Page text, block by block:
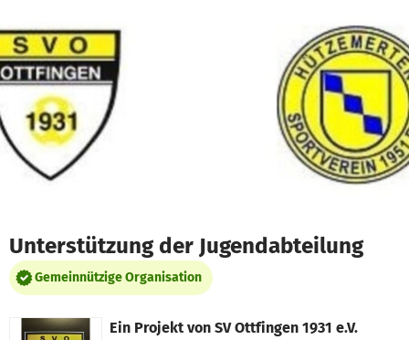
Unterstützung der Jugendabteilung
Gemeinnützige Organisation
Ein Projekt von SV Ottfingen 1931 e.V.